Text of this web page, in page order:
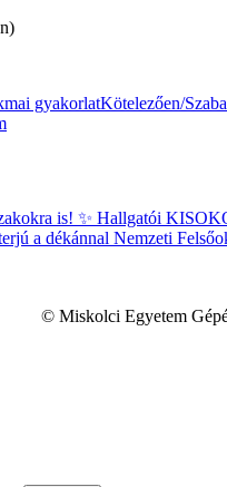
gyakorlatKötelezően/
is! ✨ Hallgatói
a dékánnal Nemzeti
© Miskolci Egyetem